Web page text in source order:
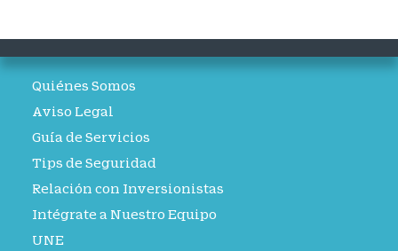
Quiénes Somos
Aviso Legal
Guía de Servicios
Tips de Seguridad
Relación con Inversionistas
Intégrate a Nuestro Equipo
UNE